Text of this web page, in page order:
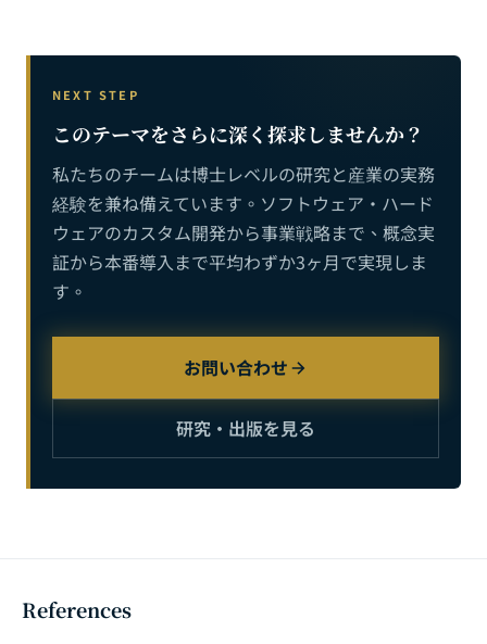
NEXT STEP
このテーマをさらに深く探求しませんか？
私たちのチームは博士レベルの研究と産業の実務
経験を兼ね備えています。ソフトウェア・ハード
ウェアのカスタム開発から事業戦略まで、概念実
証から本番導入まで平均わずか3ヶ月で実現しま
す。
お問い合わせ
研究・出版を見る
References